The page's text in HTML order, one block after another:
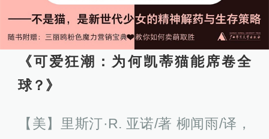
《可爱狂潮：为何凯蒂猫能席卷全
球？》
【美】里斯汀·R. 亚诺/著 柳闻雨/译，